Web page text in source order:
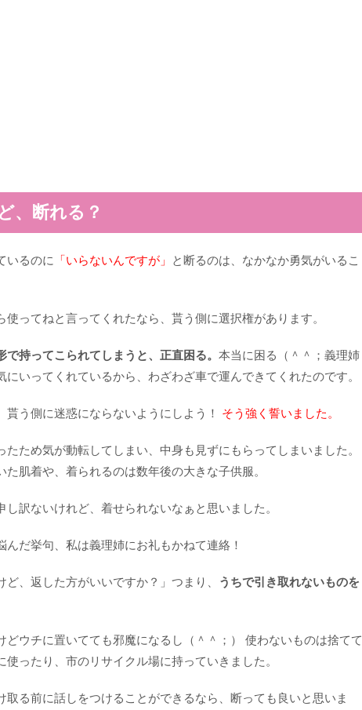
、断れる？
いるのに 「いらないんですが」 と断るのは、なかなか勇気がいるこ
ってねと言ってくれたなら、貰う側に選択権があります。
で持ってこられてしまうと、正直困る。 本当に困る（＾＾；義理姉
いってくれているから、わざわざ車で運んできてくれたのです。
う側に迷惑にならないようにしよう！ そう強く誓いました。
ため気が動転してしまい、中身も見ずにもらってしまいました。
肌着や、着られるのは数年後の大きな子供服。
訳ないけれど、着せられないなぁと思いました。
だ挙句、私は義理姉にお礼もかねて連絡！
ど、返した方がいいですか？」つまり、
うちで引き取れないものを
どウチに置いてても邪魔になるし（＾＾；） 使わないものは捨てて
ったり、市のリサイクル場に持っていきました。
る前に話しをつけることができるなら、断っても良いと思いま